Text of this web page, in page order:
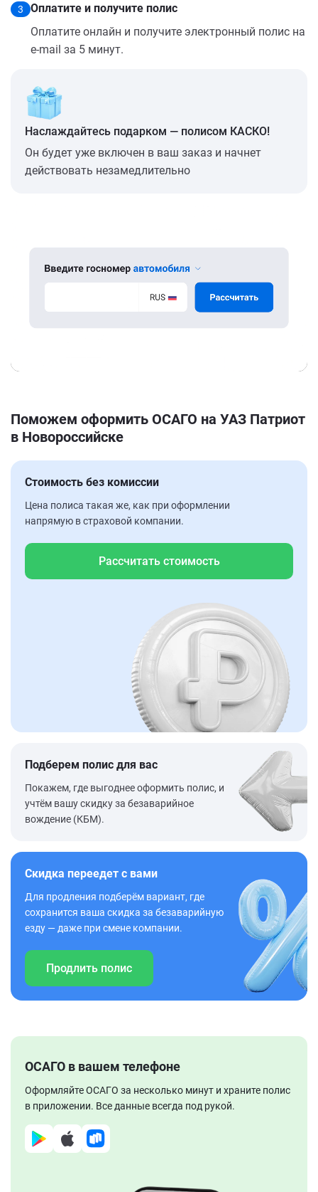
3
Оплатите и получите полис
Оплатите онлайн и получите электронный полис на
e-mail за 5 минут.
Наслаждайтесь подарком — полисом КАСКО!
Он будет уже включен в ваш заказ и начнет
действовать незамедлительно
Поможем оформить ОСАГО на УАЗ Патриот
в Новороссийске
Стоимость без комиссии
Цена полиса такая же, как при оформлении
напрямую в страховой компании.
Рассчитать стоимость
Подберем полис для вас
Покажем, где выгоднее оформить полис, и
учтём вашу скидку за безаварийное
вождение (КБМ).
Скидка переедет с вами
Для продления подберём вариант, где
сохранится ваша скидка за безаварийную
езду — даже при смене компании.
Продлить полис
ОСАГО в вашем телефоне
Оформляйте ОСАГО за несколько минут и храните полис
в приложении. Все данные всегда под рукой.